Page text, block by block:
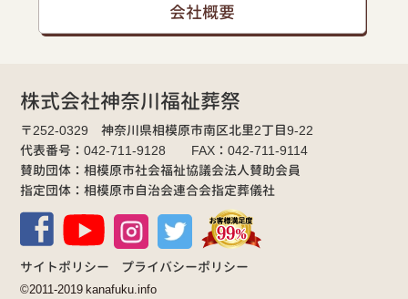
会社概要
株式会社神奈川福祉葬祭
〒252-0329 神奈川県相模原市南区北里2丁目9-22
代表番号：042-711-9128 FAX：042-711-9114
賛助団体：相模原市社会福祉協議会法人賛助会員
指定団体：相模原市自治会連合会指定葬儀社
サイトポリシー プライバシーポリシー
©2011-2019 kanafuku.info